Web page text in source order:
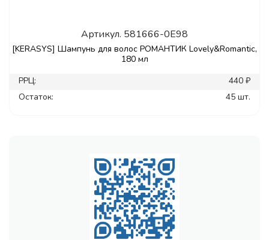
Артикул. 581666-0E98
[KERASYS] Шампунь для волос РОМАНТИК Lovely&Romantic,
180 мл
РРЦ:
440 ₽
Остаток:
45 шт.